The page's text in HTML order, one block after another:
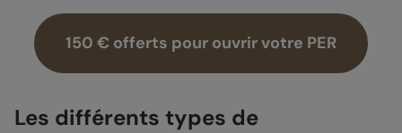
150 € offerts pour ouvrir votre PER
Les différents types de